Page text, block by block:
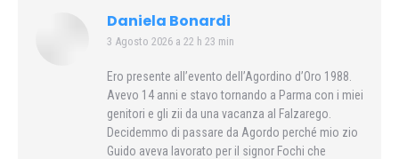
Daniela Bonardi
says:
3 Agosto 2026 a 22 h 23 min
Ero presente all’evento dell’Agordino d’Oro 1988.
Avevo 14 anni e stavo tornando a Parma con i miei
genitori e gli zii da una vacanza al Falzarego.
Decidemmo di passare da Agordo perché mio zio
Guido aveva lavorato per il signor Fochi che